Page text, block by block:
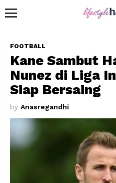
FOOTBALL
Kane Sambut
Nunez di Liga
Siap Bersaing
by Anasregandhi